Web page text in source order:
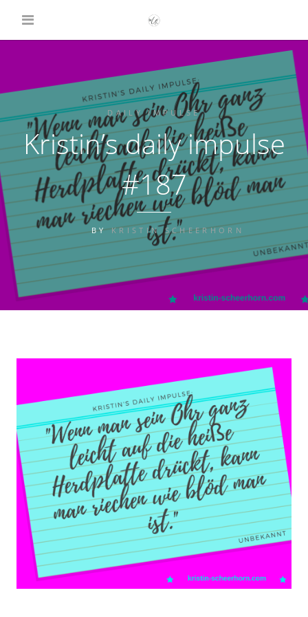
DAILY IMPULSE
Kristin’s daily impulse
#187
BYKRISTIN SCHEERHORN